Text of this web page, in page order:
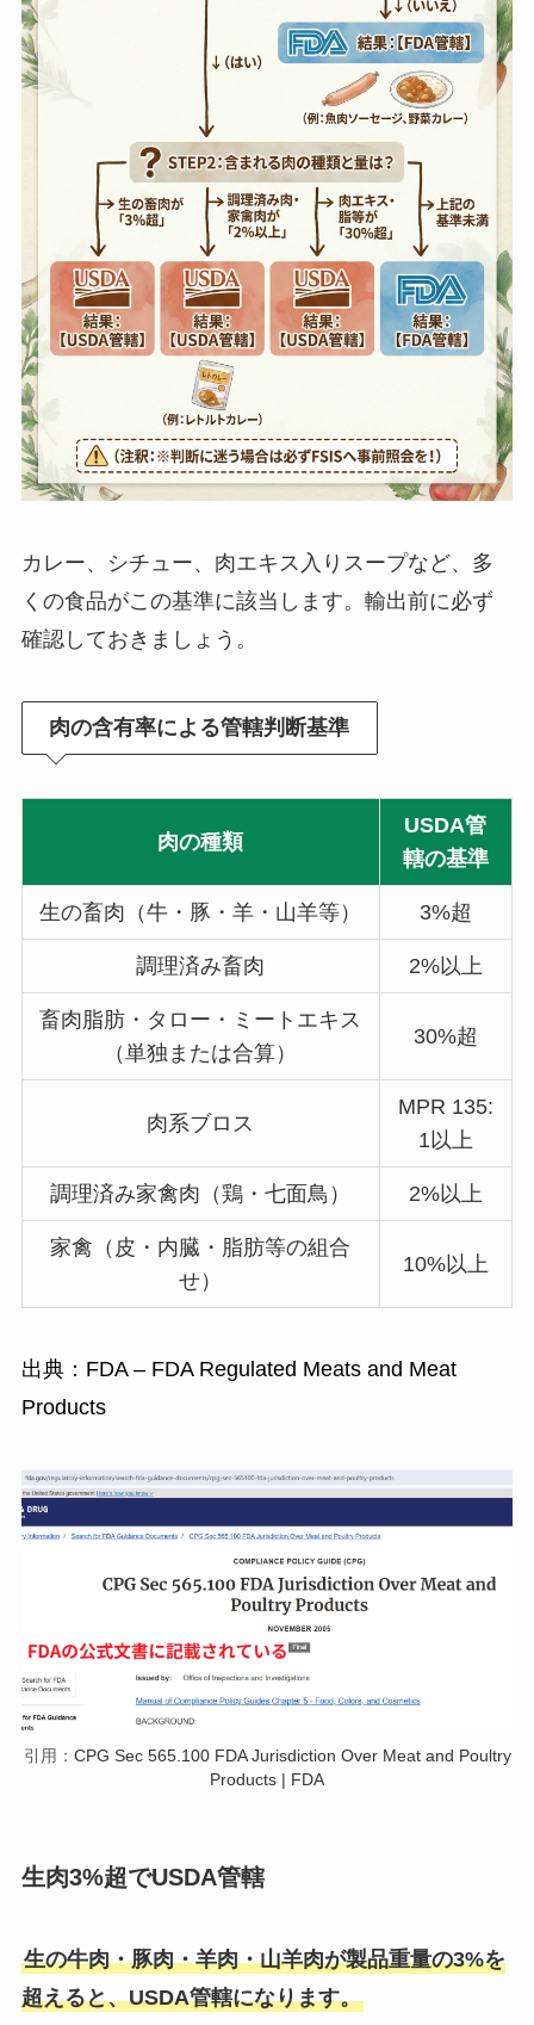
カレー、シチュー、肉エキス入りスープなど、多
くの食品がこの基準に該当します。輸出前に必ず
確認しておきましょう。
肉の含有率による管轄判断基準
肉の種類
USDA管
轄の基準
生の畜肉（牛・豚・羊・山羊等） 3%超
調理済み畜肉 2%以上
畜肉脂肪・タロー・ミートエキス
（単独または合算）
30%超
肉系ブロス
MPR 135:
1以上
調理済み家禽肉（鶏・七面鳥） 2%以上
家禽（皮・内臓・脂肪等の組合
せ）
10%以上
出典： FDA – FDA Regulated Meats and Meat
Products
引用： CPG Sec 565.100 FDA Jurisdiction Over Meat and Poultry
Products | FDA
生肉3%超でUSDA管轄
生の牛肉・豚肉・羊肉・山羊肉が製品重量の3%を
超えると、USDA管轄になります。